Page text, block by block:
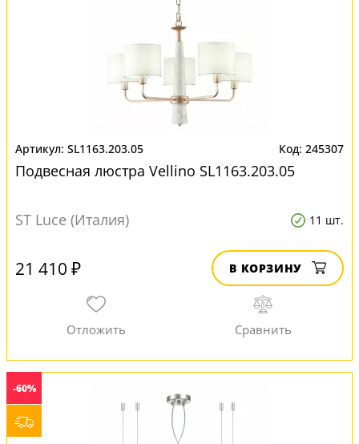
SL1163.203.05 245307
Подвесная люстра Vellino SL1163.203.05
ST Luce (Италия) 11 шт.
21 410 ₽ В КОРЗИНУ
-60%